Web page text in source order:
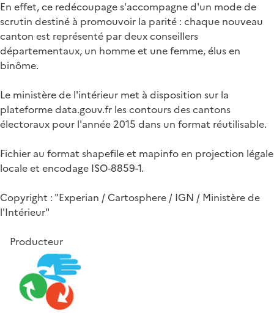
En effet, ce redécoupage s'accompagne d'un mode de
scrutin destiné à promouvoir la parité : chaque nouveau
canton est représenté par deux conseillers
départementaux, un homme et une femme, élus en
binôme.
Le ministère de l'intérieur met à disposition sur la
plateforme data.gouv.fr les contours des cantons
électoraux pour l'année 2015 dans un format réutilisable.
Fichier au format shapefile et mapinfo en projection légale
locale et encodage ISO-8859-1.
Copyright : "Experian / Cartosphere / IGN / Ministère de
l'Intérieur"
Producteur